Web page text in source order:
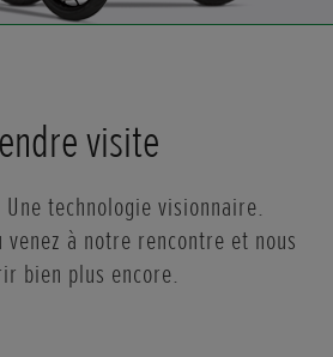
visite
technologie visionnaire.
à notre rencontre et nous
bien plus encore.